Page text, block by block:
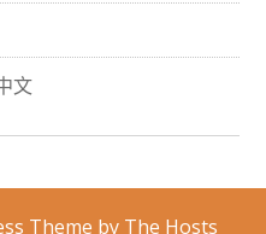
文
Theme by The Hosts